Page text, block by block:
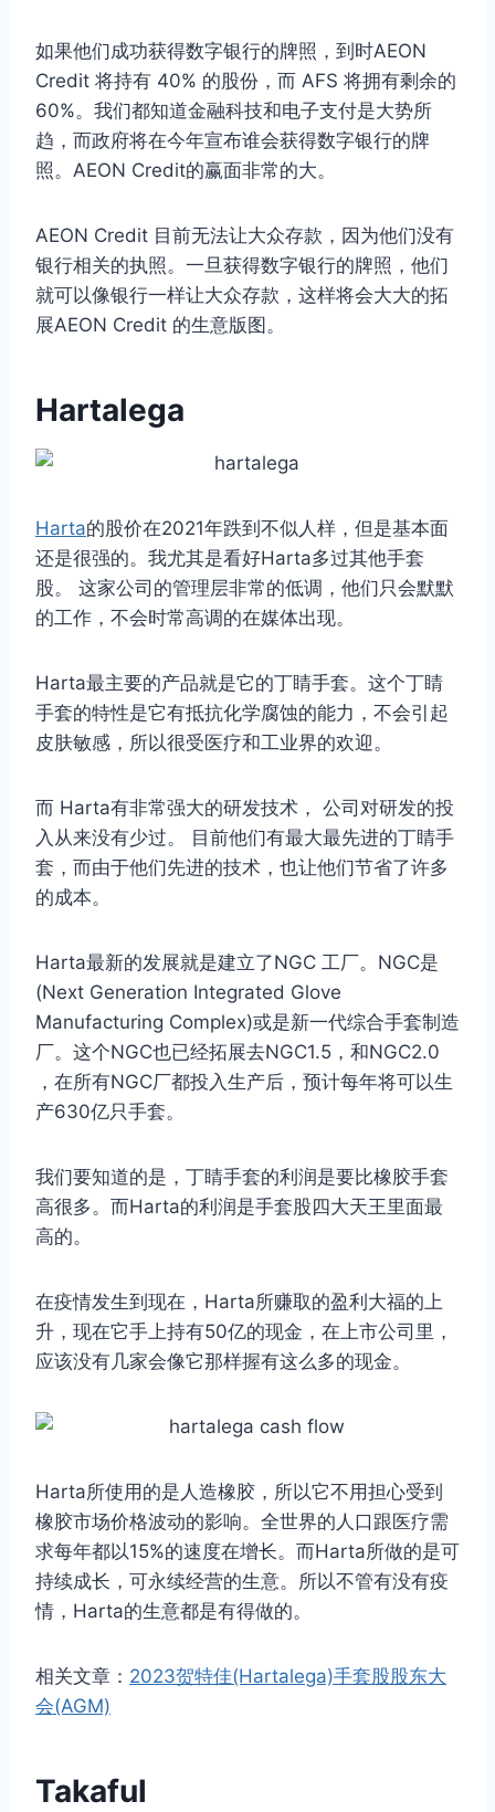
如果他们成功获得数字银行的牌照，到时AEON
Credit 将持有 40% 的股份，而 AFS 将拥有剩余的
60%。我们都知道金融科技和电子支付是大势所
趋，而政府将在今年宣布谁会获得数字银行的牌
照。AEON Credit的赢面非常的大。
AEON Credit 目前无法让大众存款，因为他们没有
银行相关的执照。一旦获得数字银行的牌照，他们
就可以像银行一样让大众存款，这样将会大大的拓
展AEON Credit 的生意版图。
Hartalega
Harta的股价在2021年跌到不似人样，但是基本面
还是很强的。我尤其是看好Harta多过其他手套
股。 这家公司的管理层非常的低调，他们只会默默
的工作，不会时常高调的在媒体出现。
Harta最主要的产品就是它的丁睛手套。这个丁睛
手套的特性是它有抵抗化学腐蚀的能力，不会引起
皮肤敏感，所以很受医疗和工业界的欢迎。
而 Harta有非常强大的研发技术， 公司对研发的投
入从来没有少过。 目前他们有最大最先进的丁睛手
套，而由于他们先进的技术，也让他们节省了许多
的成本。
Harta最新的发展就是建立了NGC 工厂。NGC是
(Next Generation Integrated Glove
Manufacturing Complex)或是新一代综合手套制造
厂。这个NGC也已经拓展去NGC1.5，和NGC2.0
，在所有NGC厂都投入生产后，预计每年将可以生
产630亿只手套。
我们要知道的是，丁睛手套的利润是要比橡胶手套
高很多。而Harta的利润是手套股四大天王里面最
高的。
在疫情发生到现在，Harta所赚取的盈利大福的上
升，现在它手上持有50亿的现金，在上市公司里，
应该没有几家会像它那样握有这么多的现金。
Harta所使用的是人造橡胶，所以它不用担心受到
橡胶市场价格波动的影响。全世界的人口跟医疗需
求每年都以15%的速度在增长。而Harta所做的是可
持续成长，可永续经营的生意。所以不管有没有疫
情，Harta的生意都是有得做的。
相关文章： 2023贺特佳(Hartalega)手套股股东大
会(AGM)
Takaful